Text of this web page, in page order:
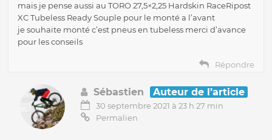
mais je pense aussi au TORO 27,5×2,25 Hardskin RaceRipost
XC Tubeless Ready Souple pour le monté a l’avant
je souhaite monté c’est pneus en tubeless merci d’avance
pour les conseils
Répondre
Sébastien Auteur de l’article
30 septembre 2021 à 23 h 27 min
Permalien